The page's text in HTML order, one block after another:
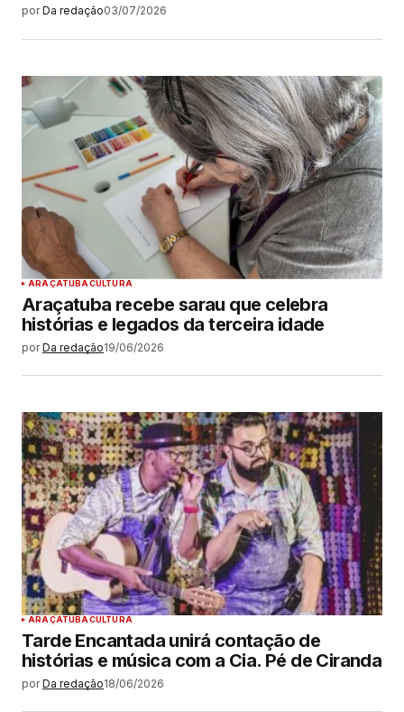
por Da redação03/07/2026
ARAÇATUBACULTURA
Araçatuba recebe sarau que celebra
histórias e legados da terceira idade
por Da redação19/06/2026
ARAÇATUBACULTURA
Tarde Encantada unirá contação de
histórias e música com a Cia. Pé de Ciranda
por Da redação18/06/2026